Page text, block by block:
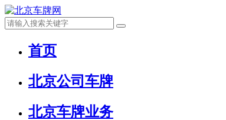
首页
北京公司车牌
北京车牌业务